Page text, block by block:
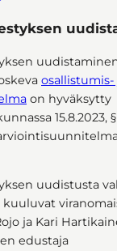
osallistumis-
on hyväksytty
15.8.2023,
uudistusta
ja Kari
edustaja